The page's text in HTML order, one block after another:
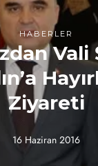
HABERLER
Vali
Ziyareti
16 Haziran 2016